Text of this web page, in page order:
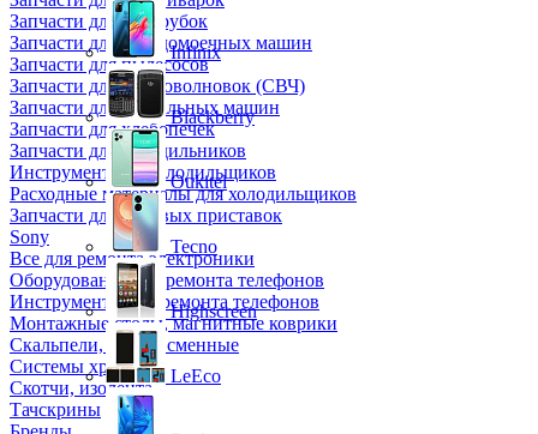
Запчасти для мясорубок
Запчасти для посудомоечных машин
Запчасти для пылесосов
Запчасти для микроволновок (СВЧ)
Запчасти для стиральных машин
Запчасти для хлебопечек
Запчасти для холодильников
Инструмент для холодильщиков
Расходные материалы для холодильщиков
Запчасти для игровых приставок
Sony
Все для ремонта электроники
Оборудование для ремонта телефонов
Инструменты для ремонта телефонов
Монтажные столы, магнитные коврики
Скальпели, лезвия сменные
Системы хранения
Скотчи, изолента
Тачскрины
Infinix
Blackberry
Oukitel
Tecno
Highscreen
LeEco